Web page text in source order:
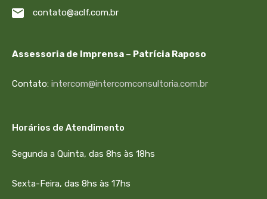
contato@aclf.com.br
Assessoria de Imprensa – Patrícia Raposo
Contato: intercom@intercomconsultoria.com.br
Horários de Atendimento
Segunda a Quinta, das 8hs às 18hs
Sexta-Feira, das 8hs às 17hs